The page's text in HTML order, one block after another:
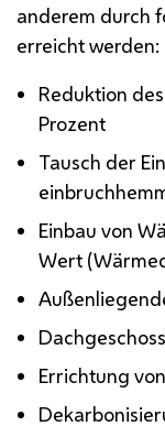
anderem durch
erreicht werden:
Reduktion
Prozent
Tausch der
Einbau von
Wert
Errichtung